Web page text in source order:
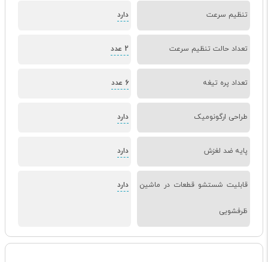
تنظیم سرعت دارد
تعداد حالت تنظیم سرعت 2 عدد
تعداد پره تیغه 6 عدد
طراحی ارگونومیک دارد
پایه ضد لغزش دارد
قابلیت شستشو قطعات در ماشین
ظرفشویی
دارد